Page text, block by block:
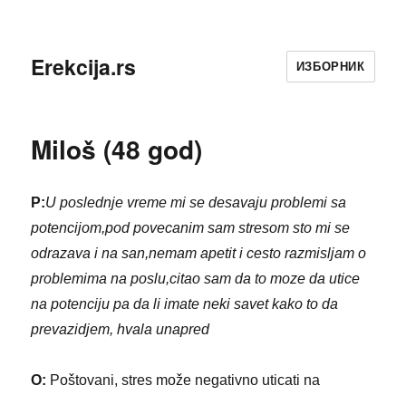
Erekcija.rs ИЗБОРНИК
Miloš (48 god)
P:U poslednje vreme mi se desavaju problemi sa
potencijom,pod povecanim sam stresom sto mi se
odrazava i na san,nemam apetit i cesto razmisljam o
problemima na poslu,citao sam da to moze da utice
na potenciju pa da li imate neki savet kako to da
prevazidjem, hvala unapred
O: Poštovani, stres može negativno uticati na